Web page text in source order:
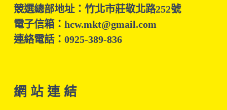
競選總部地址：竹北市莊敬北路252號
電子信箱：hcw.mkt@gmail.com
連絡電話：0925-389-836
網 站 連 結